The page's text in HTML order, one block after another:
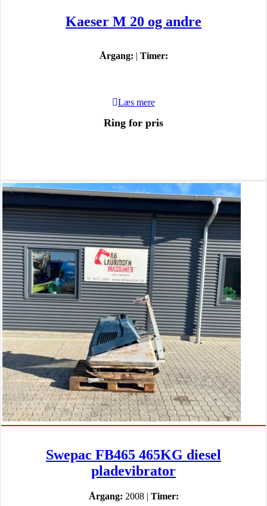
Kaeser M 20 og andre
Årgang: | Timer:
Læs mere
Ring for pris
Swepac FB465 465KG diesel
pladevibrator
Årgang: 2008 | Timer: